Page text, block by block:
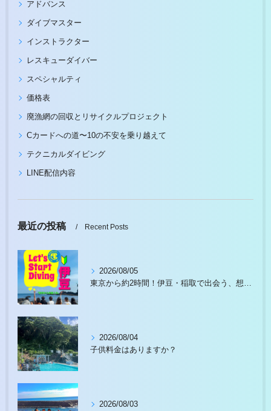
アドバンス
ダイブマスター
インストラクター
レスキューダイバー
スペシャルティ
価格表
廃漁網の回収とリサイクルプロジェクト
Cカードへの道〜10の不安を乗り越えて
テクニカルダイビング
LINE配信内容
最近の投稿 Recent Posts
2026/08/05
東京から約2時間！伊豆・稲取で出会う、想像以上の水中世界
2026/08/04
子供料金はありますか？
2026/08/03